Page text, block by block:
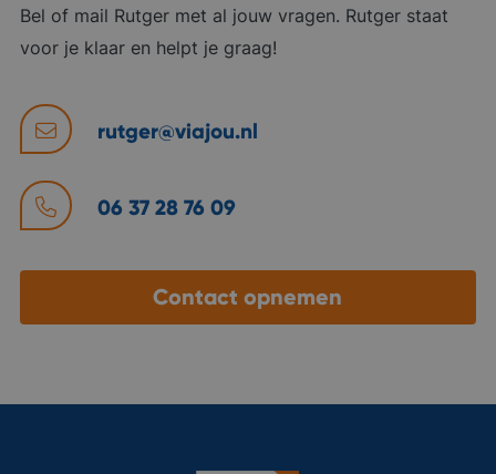
Bel of mail Rutger met al jouw vragen. Rutger staat
voor je klaar en helpt je graag!
rutger@viajou.nl
06 37 28 76 09
Contact opnemen